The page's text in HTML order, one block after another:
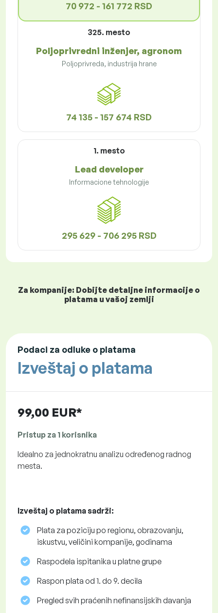
70 972 - 161 772 RSD
325. mesto
Poljoprivredni inženjer, agronom
Poljoprivreda, industrija hrane
74 135 - 157 674 RSD
1. mesto
Lead developer
Informacione tehnologije
295 629 - 706 295 RSD
Za kompanije: Dobijte detaljne informacije o
platama u vašoj zemlji
Podaci za odluke o platama
Izveštaj o platama
99,00 EUR*
Pristup za 1 korisnika
Idealno za jednokratnu analizu određenog radnog
mesta.
Izveštaj o platama sadrži:
Plata za poziciju po regionu, obrazovanju,
iskustvu, veličini kompanije, godinama
Raspodela ispitanika u platne grupe
Raspon plata od 1. do 9. decila
Pregled svih praćenih nefinansijskih davanja